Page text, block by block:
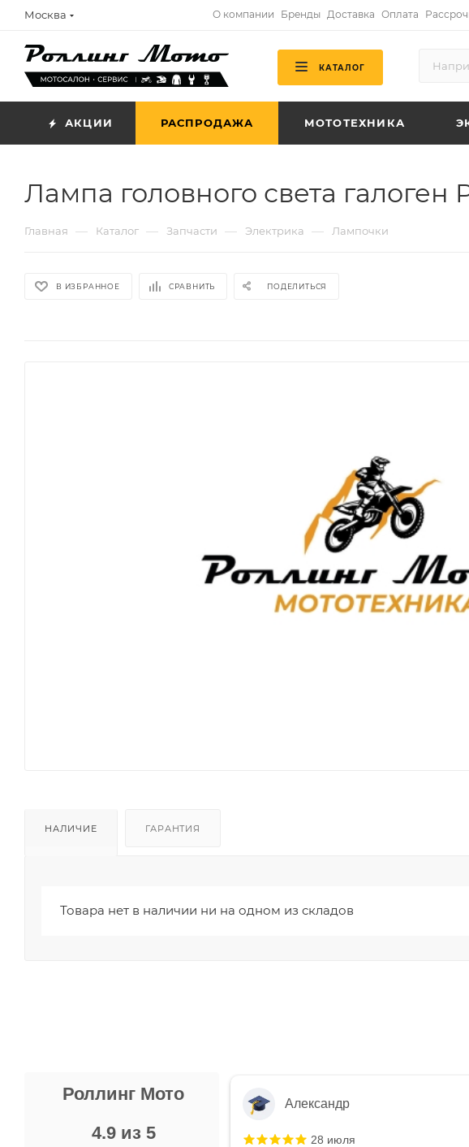
Москва О компании Бренды Доставка Оплата
КАТАЛОГ
АКЦИИ РАСПРОДАЖА МОТОТЕХНИКА
Лампа головного света галоген
Главная — Каталог — Запчасти — Электрика — Лампочки
В ИЗБРАННОЕ СРАВНИТЬ ПОДЕЛИТЬСЯ
НАЛИЧИЕ ГАРАНТИЯ
Товара нет в наличии ни на одном из складов
Роллинг Мото
4.9 из 5
Александр
28 июля